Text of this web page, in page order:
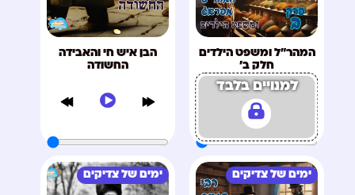
המהר"ל ומשפט הילדים
חלק ב'
למנויים בלבד
הבן איש חי והאבידה
החשודה
ימים של צדיקים ימים של צדיקים